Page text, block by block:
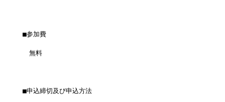
■参加費
無料
■申込締切及び申込方法